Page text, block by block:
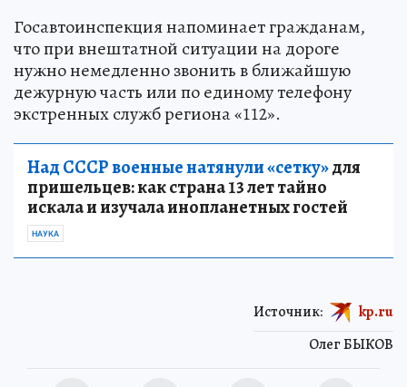
Госавтоинспекция напоминает гражданам,
что при внештатной ситуации на дороге
нужно немедленно звонить в ближайшую
дежурную часть или по единому телефону
экстренных служб региона «112».
Над СССР военные натянули «сетку»для
пришельцев: как страна 13 лет тайно
искала и изучала инопланетных гостей
НАУКА
Олег БЫКОВ
Источник: kp.ru